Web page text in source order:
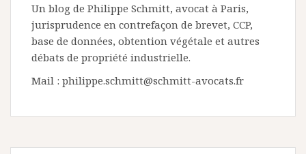
Un blog de Philippe Schmitt, avocat à Paris,
jurisprudence en contrefaçon de brevet, CCP,
base de données, obtention végétale et autres
débats de propriété industrielle.
Mail : philippe.schmitt@schmitt-avocats.fr